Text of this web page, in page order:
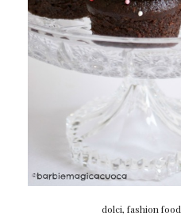
dolci,fashion food